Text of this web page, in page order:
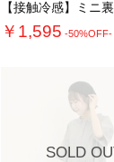
￥1,595 -50%OFF-
4.8
SOLD